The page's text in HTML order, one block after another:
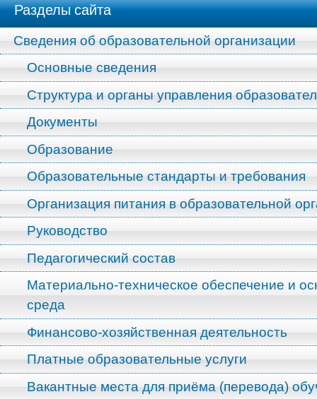
Разделы сайта
Сведения об образовательной организации
Основные сведения
Структура и органы управления
Документы
Образование
Образовательные стандарты и требования
Организация питания в образовательной
Руководство
Педагогический состав
Материально-техническое обеспечение и
среда
Финансово-хозяйственная деятельность
Платные образовательные услуги
Вакантные места для приёма (перевода)